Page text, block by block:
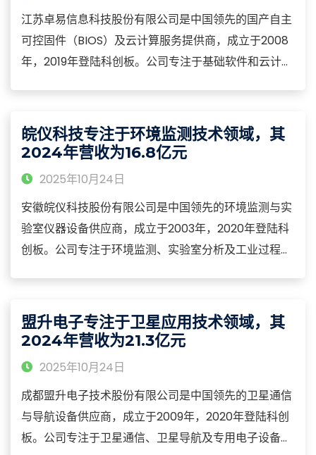
江苏卓易信息科技股份有限公司是中国领先的国产自主
可控固件（BIOS）及云计算服务提供商，成立于2008
年，2019年登陆科创板。公司专注于基础软件和云计算
理软件、云计算平台及行业解决方案等核心品类，广泛
应用于党政军、金融、能源等关键信息基础设施领域。
皖仪科技专注于环境监测技术领域，其
2024年营收为16.8亿元
2025年10月24日
安徽皖仪科技股份有限公司是中国领先的环境监测与实
验室仪器设备供应商，成立于2003年，2020年登陆科
创板。公司专注于环境监测、实验室分析及工业过程检
监测、水环境监测、实验室分析仪器及智能化运维系统
等核心品类
盟升电子专注于卫星应用技术领域，其
2024年营收为21.3亿元
2025年10月24日
成都盟升电子技术股份有限公司是中国领先的卫星通信
与导航设备供应商，成立于2009年，2020年登陆科创
板。公司专注于卫星通信、卫星导航及专用电子设备的